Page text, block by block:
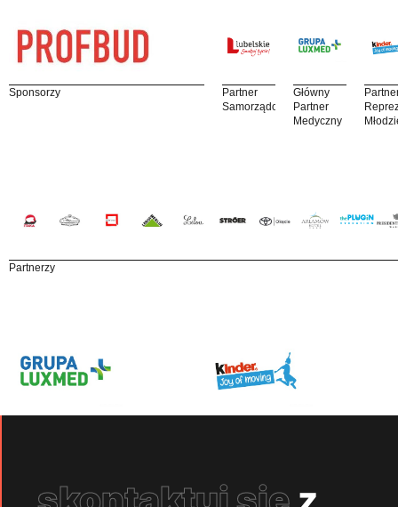
Sponsorzy
Partner
Samorządowy
Główny
Partner
Medyczny
Partnerzy